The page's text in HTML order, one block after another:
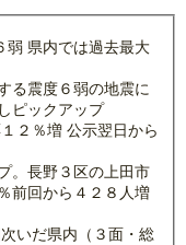
弱 県内では過去最大
る震度６弱の地震に
ピックアップ
２％増 公示翌日から
。長野３区の上田市
前回から４２８人増
いだ県内（３面・総